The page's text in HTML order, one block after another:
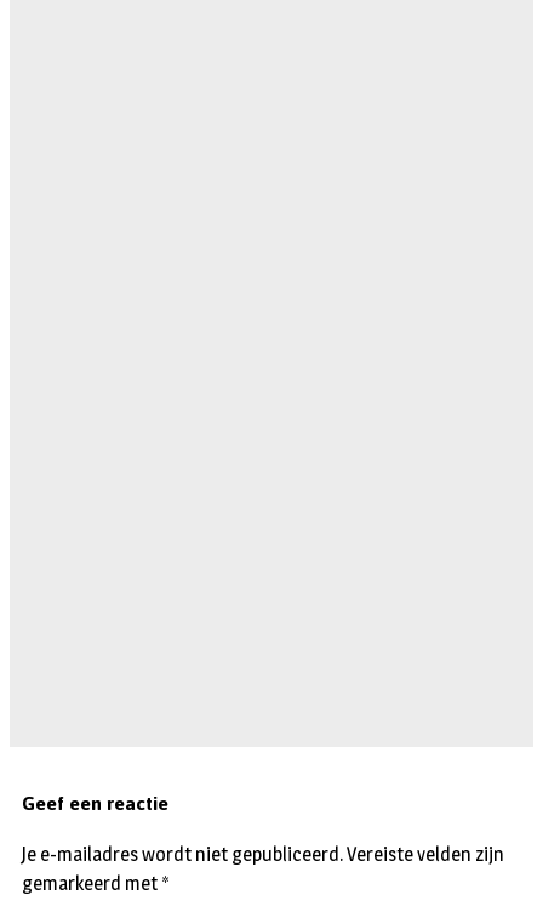
Geef een reactie
Je e-mailadres wordt niet gepubliceerd.Vereiste velden zijn
gemarkeerd met *